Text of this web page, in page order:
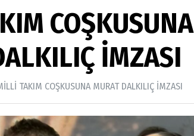
COŞKUSUNA
İMZASI
TAKIM COŞKUSUNA MURAT DALKILIÇ İMZASI